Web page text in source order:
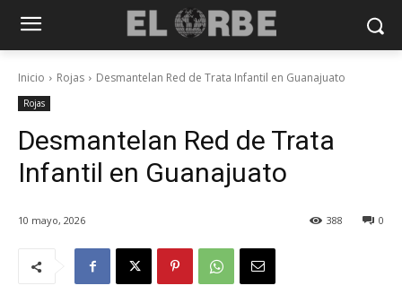
Inicio Rojas Desmantelan Red de Trata Infantil en Guanajuato
Rojas
Desmantelan Red de Trata
Infantil en Guanajuato
10 mayo, 2026 0
388